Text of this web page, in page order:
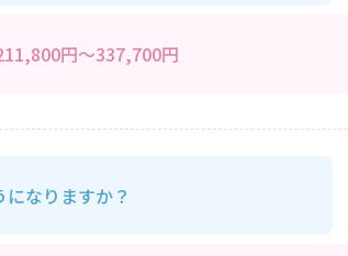
円～337,700円
なりますか？